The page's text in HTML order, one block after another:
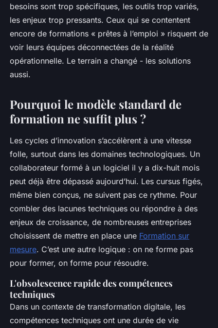
besoins sont trop spécifiques, les outils trop variés,
les enjeux trop pressants. Ceux qui se contentent
encore de formations « prêtes à l’emploi » risquent de
voir leurs équipes déconnectées de la réalité
opérationnelle. Le terrain a changé - les solutions
aussi.
Pourquoi le modèle standard de
formation ne suffit plus ?
Les cycles d’innovation s’accélèrent à une vitesse
folle, surtout dans les domaines technologiques. Un
collaborateur formé à un logiciel il y a dix-huit mois
peut déjà être dépassé aujourd’hui. Les cursus figés,
même bien conçus, ne suivent pas ce rythme. Pour
combler des lacunes techniques ou répondre à des
enjeux de croissance, de nombreuses entreprises
choisissent de mettre en place une Formation sur
mesure. C’est une autre logique : on ne forme pas
pour former, on forme pour résoudre.
L'obsolescence rapide des compétences
techniques
Dans un contexte de transformation digitale, les
compétences techniques ont une durée de vie